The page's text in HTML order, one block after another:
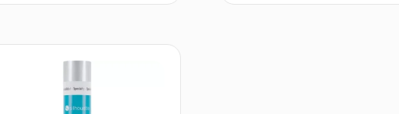
Añadir al carrito